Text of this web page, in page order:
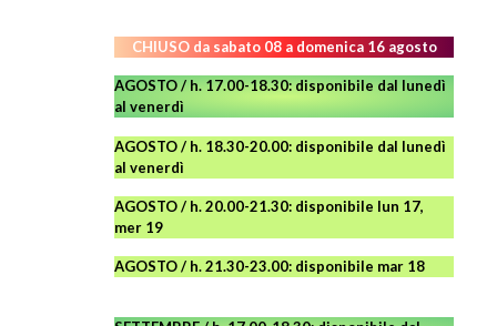
CHIUSO da sabato 08 a domenica 16 agosto
AGOSTO / h. 17.00-18.30: disponibile dal lunedì
al venerdì
AGOSTO/ h. 18.30-20.00: disponibile dal lunedì
al venerdì
AGOSTO / h. 20.00-21.30: disponibile lun 17,
mer 19
AGOSTO/ h. 21.30-23.00: disponibile mar 18